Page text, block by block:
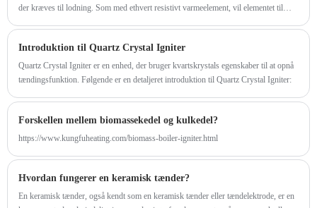
der kræves til lodning. Som med ethvert resistivt varmeelement, vil elementet til
Introduktion til Quartz Crystal Igniter
Quartz Crystal Igniter er en enhed, der bruger kvartskrystals egenskaber til at opnå
tændingsfunktion. Følgende er en detaljeret introduktion til Quartz Crystal Igniter:
Forskellen mellem biomassekedel og kulkedel?
https://www.kungfuheating.com/biomass-boiler-igniter.html
Hvordan fungerer en keramisk tænder?
En keramisk tænder, også kendt som en keramisk tænder eller tændelektrode, er en